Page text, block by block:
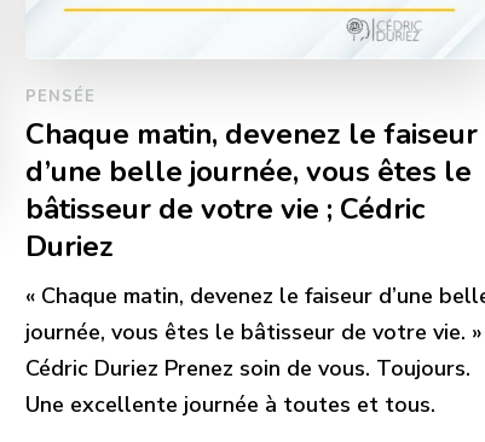
PENSÉE
Chaque matin, devenez le faiseur
d’une belle journée, vous êtes le
bâtisseur de votre vie ; Cédric
Duriez
« Chaque matin, devenez le faiseur d’une
journée, vous êtes le bâtisseur de votre vie. »
Cédric Duriez Prenez soin de vous. Toujours.
Une excellente journée à toutes et tous.